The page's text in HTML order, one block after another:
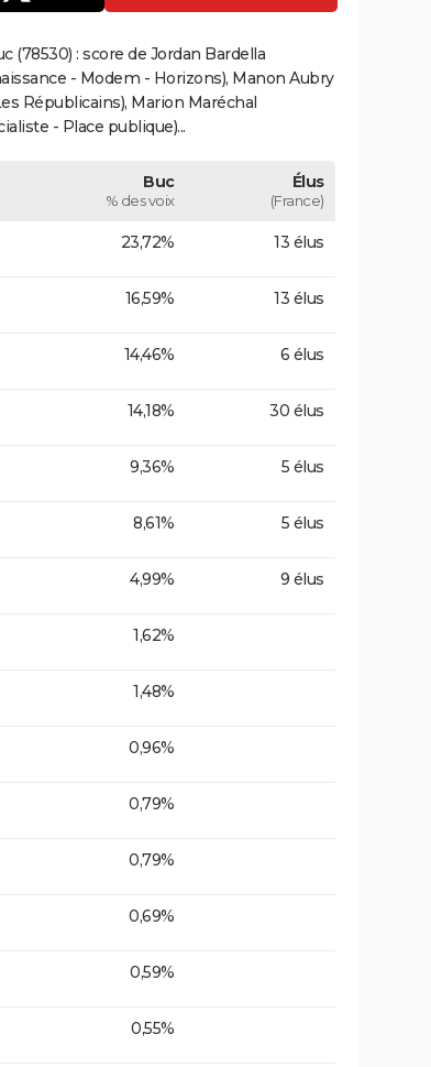
(78530) : score de Jordan Bardella
- Modem - Horizons), Manon Aubry
Républicains), Marion Maréchal
- Place publique)...
Buc
% des voix
Élus
(France)
23,72% 13 élus
16,59% 13 élus
14,46% 6 élus
14,18% 30 élus
9,36% 5 élus
8,61% 5 élus
4,99% 9 élus
1,62%
1,48%
0,96%
0,79%
0,79%
0,69%
0,59%
0,55%